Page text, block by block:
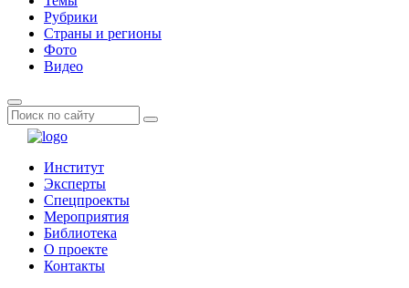
Рубрики
Страны и регионы
Фото
Видео
Институт
Эксперты
Спецпроекты
Мероприятия
Библиотека
О проекте
Контакты